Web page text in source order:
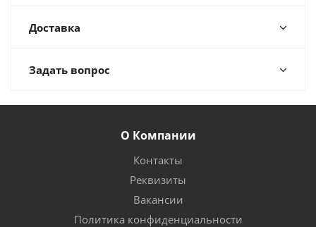
Доставка
Задать вопрос
О Компании
Контакты
Реквизиты
Вакансии
Политика конфиденциальности